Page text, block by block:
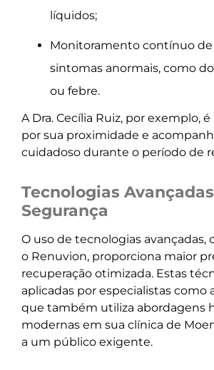
líquidos;
Monitoramento contínuo de
sintomas anormais, como
ou febre.
A Dra. Cecília Ruiz, por exemplo,
por sua proximidade e
cuidadoso durante o período de
Tecnologias
Segurança
O uso de tecnologias avançadas,
o Renuvion, proporciona maior
recuperação otimizada. Estas
aplicadas por especialistas como
que também utiliza abordagens
modernas em sua clínica de
a um público exigente.